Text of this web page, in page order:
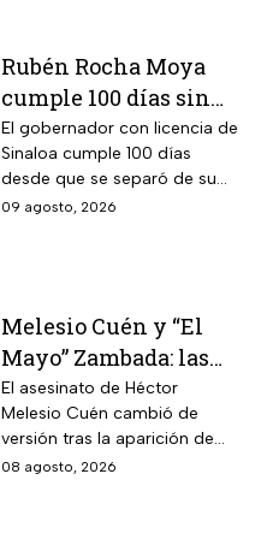
Rubén Rocha Moya
cumple 100 días sin
aparecer ni rendir
cuentas
El gobernador con licencia de
Sinaloa cumple 100 días
desde que se separó de su
cargo, mientras Morena
09 agosto, 2026
Melesio Cuén y “El
Mayo” Zambada: las
claves de un
asesinato rodeado de
contradicciones
El asesinato de Héctor
Melesio Cuén cambió de
versión tras la aparición de
nuevas pruebas. ¿Qué ocurrió
08 agosto, 2026